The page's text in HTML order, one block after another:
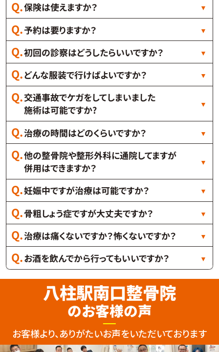
保険は使えますか？
予約は要りますか？
初回の診察はどうしたらいいですか？
どんな服装で行けばよいですか？
交通事故でケガをしてしまいました
施術は可能ですか?
治療の時間はどのくらいですか？
他の整骨院や整形外科に通院してますが
併用はできますか？
妊娠中ですが治療は可能ですか？
骨粗しょう症ですが大丈夫ですか？
治療は痛くないですか？怖くないですか？
お酒を飲んでから行ってもいいですか？
八柱駅南口整骨院
のお客様の声
お客様より、ありがたいお声をいただいております